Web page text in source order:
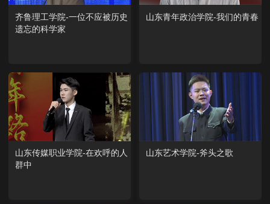
齐鲁理工学院-一位不应被历史
遗忘的科学家
山东青年政治学院-我们的青春
山东传媒职业学院-在欢呼的人
群中
山东艺术学院-斧头之歌